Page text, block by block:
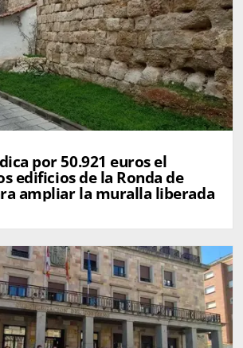
por 50.921 euros el
edificios de la Ronda de
ampliar la muralla liberada